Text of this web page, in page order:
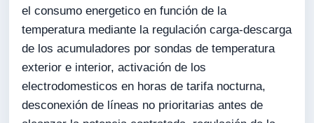
el consumo energetico en función de la
temperatura mediante la regulación carga-descarga
de los acumuladores por sondas de temperatura
exterior e interior, activación de los
electrodomesticos en horas de tarifa nocturna,
desconexión de líneas no prioritarias antes de